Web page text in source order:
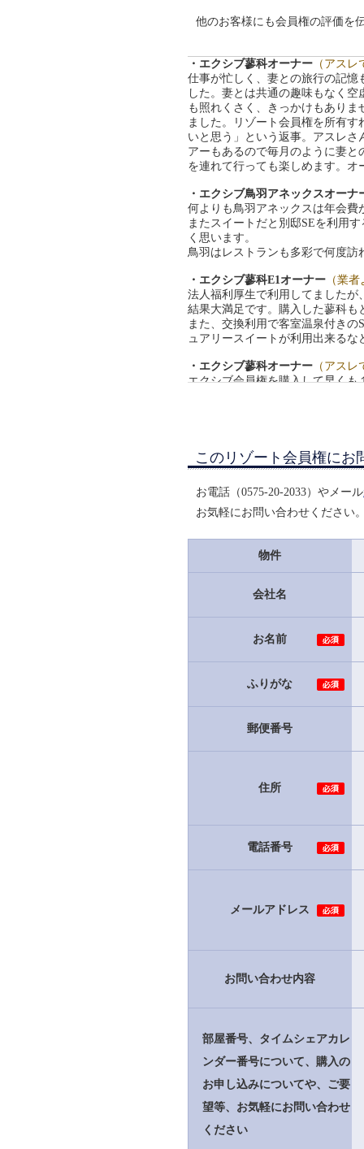
他のお客様にも会員権の評価
・エクシブ蓼科オーナー （アス
仕事が忙しく、妻との旅行の記
した。妻とは共通の趣味もなく
も照れくさく、きっかけもあり
ました。リゾート会員権を所有
いと思う」という返事。アスレ
アーもあるので毎月のように妻
を連れて行っても楽しめます。
・エクシブ鳥羽アネックスオーナ
何よりも鳥羽アネックスは年会
またスイートだと別邸SEを利用
く思います。
鳥羽はレストランも多彩で何度
・エクシブ蓼科E1オーナー （業
法人福利厚生で利用してました
結果大満足です。購入した蓼科
また、交換利用で客室温泉付き
ュアリースイートが利用出来る
・エクシブ蓼科オーナー （アス
エクシブ会員権を購入して早くも
更にグレードも出来るだけ高い
堪能できると思います。
これから購入を検討される方は
た自分自身が若ければ若いほど
いるならばすぐに購入をお勧めし
・エクシブオーナー（業者より仲
以前勤めていた会社が保有して
歌しています。
い勝手がわかっているという安
それでも毎年権利は使い切ってい
会員歴20年，定年間近の会員で
たことが残念ですね。他のベテ
このリゾート会員権にお
お電話（0575-20-2033）やメール
お気軽にお問い合わせください
物件
会社名
お名前
ふりがな
郵便番号
住所
電話番号
メールアドレス
お問い合わせ内容
部屋番号、タイムシェアカレ
ンダー番号について、購入の
お申し込みについてや、ご要
望等、お気軽にお問い合わせ
ください